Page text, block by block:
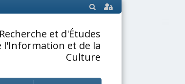
SEARCH
et d'Études
l'Information et de la
Culture